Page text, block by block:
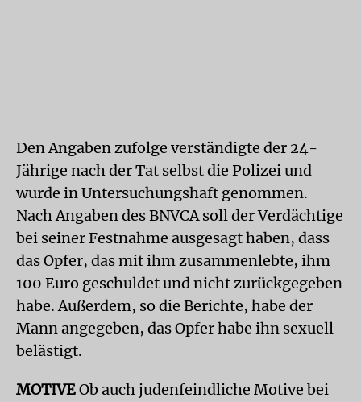
Den Angaben zufolge verständigte der 24-
Jährige nach der Tat selbst die Polizei und
wurde in Untersuchungshaft genommen.
Nach Angaben des BNVCA soll der Verdächtige
bei seiner Festnahme ausgesagt haben, dass
das Opfer, das mit ihm zusammenlebte, ihm
100 Euro geschuldet und nicht zurückgegeben
habe. Außerdem, so die Berichte, habe der
Mann angegeben, das Opfer habe ihn sexuell
belästigt.
MOTIVEOb auch judenfeindliche Motive bei